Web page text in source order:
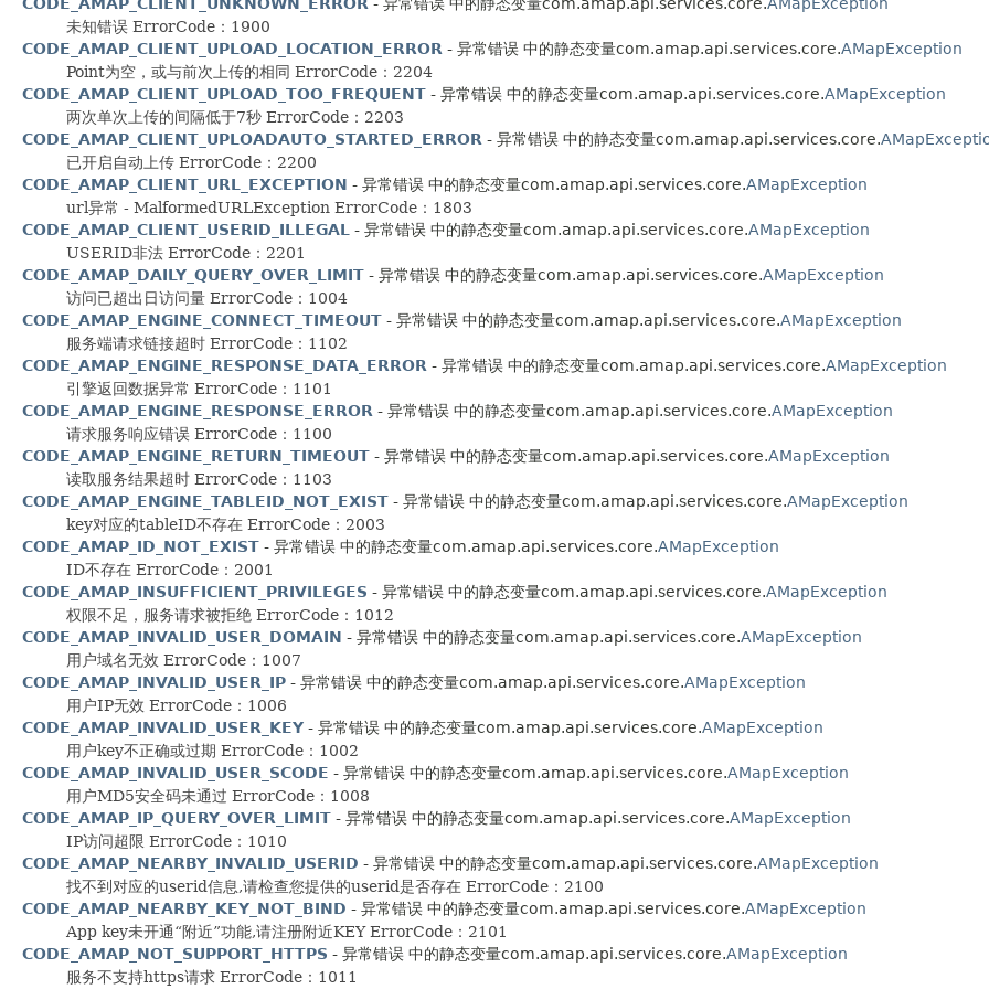
未知错误 ErrorCode：1900
CODE_AMAP_CLIENT_UPLOAD_LOCATION_ERROR - 异常错误 中的静态变量com.amap.api.services.core.AMapException
Point为空，或与前次上传的相同 ErrorCode：2204
CODE_AMAP_CLIENT_UPLOAD_TOO_FREQUENT - 异常错误 中的静态变量com.amap.api.services.core.AMapException
两次单次上传的间隔低于7秒 ErrorCode：2203
CODE_AMAP_CLIENT_UPLOADAUTO_STARTED_ERROR - 异常错误 中的静态变量com.amap.api.services.core.
已开启自动上传 ErrorCode：2200
CODE_AMAP_CLIENT_URL_EXCEPTION - 异常错误 中的静态变量com.amap.api.services.core.AMapException
url异常 - MalformedURLException ErrorCode：1803
CODE_AMAP_CLIENT_USERID_ILLEGAL - 异常错误 中的静态变量com.amap.api.services.core.AMapException
USERID非法 ErrorCode：2201
CODE_AMAP_DAILY_QUERY_OVER_LIMIT - 异常错误 中的静态变量com.amap.api.services.core.AMapException
访问已超出日访问量 ErrorCode：1004
CODE_AMAP_ENGINE_CONNECT_TIMEOUT - 异常错误 中的静态变量com.amap.api.services.core.AMapException
服务端请求链接超时 ErrorCode：1102
CODE_AMAP_ENGINE_RESPONSE_DATA_ERROR - 异常错误 中的静态变量com.amap.api.services.core.AMapException
引擎返回数据异常 ErrorCode：1101
CODE_AMAP_ENGINE_RESPONSE_ERROR - 异常错误 中的静态变量com.amap.api.services.core.AMapException
请求服务响应错误 ErrorCode：1100
CODE_AMAP_ENGINE_RETURN_TIMEOUT - 异常错误 中的静态变量com.amap.api.services.core.AMapException
读取服务结果超时 ErrorCode：1103
CODE_AMAP_ENGINE_TABLEID_NOT_EXIST - 异常错误 中的静态变量com.amap.api.services.core.AMapException
key对应的tableID不存在 ErrorCode：2003
CODE_AMAP_ID_NOT_EXIST - 异常错误 中的静态变量com.amap.api.services.core.AMapException
ID不存在 ErrorCode：2001
CODE_AMAP_INSUFFICIENT_PRIVILEGES - 异常错误 中的静态变量com.amap.api.services.core.AMapException
权限不足，服务请求被拒绝 ErrorCode：1012
CODE_AMAP_INVALID_USER_DOMAIN - 异常错误 中的静态变量com.amap.api.services.core.AMapException
用户域名无效 ErrorCode：1007
CODE_AMAP_INVALID_USER_IP - 异常错误 中的静态变量com.amap.api.services.core.AMapException
用户IP无效 ErrorCode：1006
CODE_AMAP_INVALID_USER_KEY - 异常错误 中的静态变量com.amap.api.services.core.AMapException
用户key不正确或过期 ErrorCode：1002
CODE_AMAP_INVALID_USER_SCODE - 异常错误 中的静态变量com.amap.api.services.core.AMapException
用户MD5安全码未通过 ErrorCode：1008
CODE_AMAP_IP_QUERY_OVER_LIMIT - 异常错误 中的静态变量com.amap.api.services.core.AMapException
IP访问超限 ErrorCode：1010
CODE_AMAP_NEARBY_INVALID_USERID - 异常错误 中的静态变量com.amap.api.services.core.AMapException
找不到对应的userid信息,请检查您提供的userid是否存在 ErrorCode：2100
CODE_AMAP_NEARBY_KEY_NOT_BIND - 异常错误 中的静态变量com.amap.api.services.core.AMapException
App key未开通“附近”功能,请注册附近KEY ErrorCode：2101
CODE_AMAP_NOT_SUPPORT_HTTPS - 异常错误 中的静态变量com.amap.api.services.core.AMapException
服务不支持https请求 ErrorCode：1011